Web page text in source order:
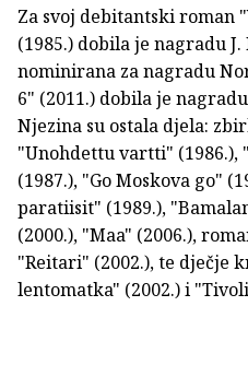
Za svoj debitantski roman
(1985.) dobila je nagradu
nominirana za nagradu
6" (2011.) dobila je
Njezina su ostala djela:
"Unohdettu vartti" (1986.),
(1987.), "Go Moskova go"
paratiisit" (1989.),
(2000.), "Maa" (2006.),
"Reitari" (2002.), te dječje
lentomatka" (2002.) i